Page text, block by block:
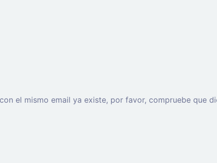
el mismo email ya existe, por favor, compruebe que